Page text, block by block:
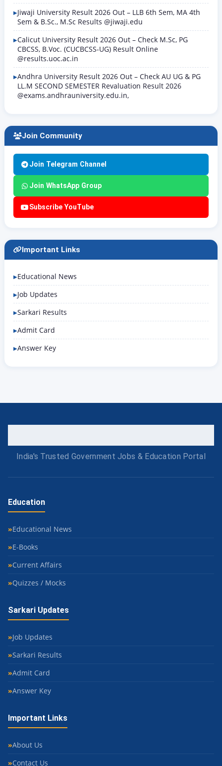
Jiwaji University Result 2026 Out – LLB 6th Sem, MA 4th
Sem & B.Sc., M.Sc Results @jiwaji.edu
Calicut University Result 2026 Out – Check M.Sc, PG
CBCSS, B.Voc. (CUCBCSS-UG) Result Online
@results.uoc.ac.in
Andhra University Result 2026 Out – Check AU UG & PG
LL.M SECOND SEMESTER Revaluation Result 2026
@exams.andhrauniversity.edu.in,
Join Community
Join Telegram Channel
Join WhatsApp Group
Subscribe YouTube
Important Links
Educational News
Job Updates
Sarkari Results
Admit Card
Answer Key
India's Trusted Government Jobs & Education Portal
Education
Educational News
E-Books
Current Affairs
Quizzes / Mocks
Sarkari Updates
Job Updates
Sarkari Results
Admit Card
Answer Key
Important Links
About Us
Contact Us